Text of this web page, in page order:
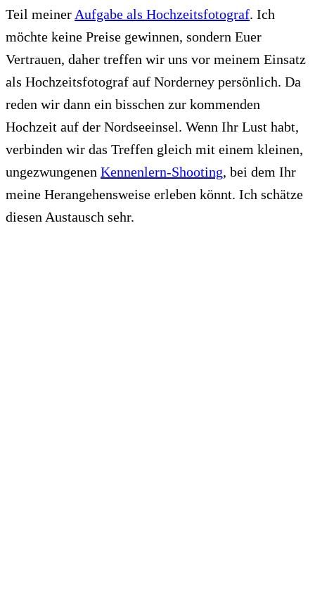
Teil meiner Aufgabe als Hochzeitsfotograf. Ich
möchte keine Preise gewinnen, sondern Euer
Vertrauen, daher treffen wir uns vor meinem Einsatz
als Hochzeitsfotograf auf Norderney persönlich. Da
reden wir dann ein bisschen zur kommenden
Hochzeit auf der Nordseeinsel. Wenn Ihr Lust habt,
verbinden wir das Treffen gleich mit einem kleinen,
ungezwungenen Kennenlern-Shooting, bei dem Ihr
meine Herangehensweise erleben könnt. Ich schätze
diesen Austausch sehr.